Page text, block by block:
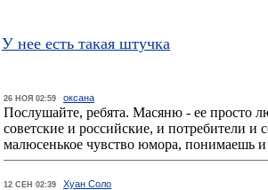
У нее есть такая штучка
26 НОЯ 02:59 оксана
Послушайте, ребята. Масяню - ее просто
советские и российские, и потребители и
малюсенькое чувство юмора, понимаешь
12 СЕН 02:39 Хуан Соло